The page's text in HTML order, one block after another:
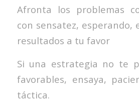
Afronta los problemas
con sensatez, esperando,
resultados a tu favor
Si una estrategia no te
favorables, ensaya,
táctica.